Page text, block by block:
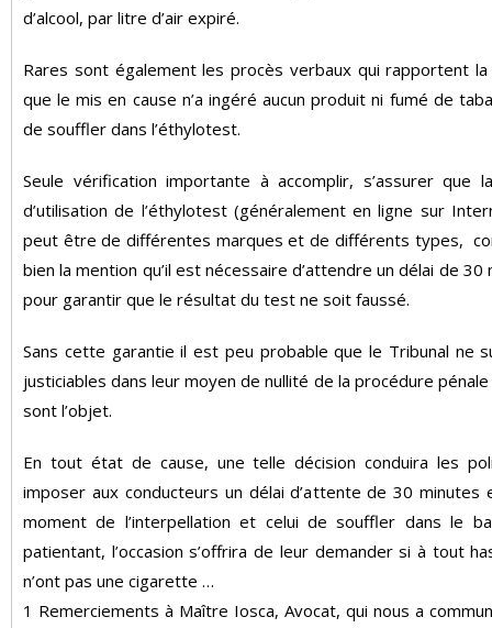
d’alcool, par litre d’air expiré.
Rares sont également les procès verbaux qui rapportent
que le mis en cause n’a ingéré aucun produit ni fumé de
de souffler dans l’éthylotest.
Seule vérification importante à accomplir, s’assurer que
d’utilisation de l’éthylotest (généralement en ligne sur
peut être de différentes marques et de différents types,
bien la mention qu’il est nécessaire d’attendre un délai de 30
pour garantir que le résultat du test ne soit faussé.
Sans cette garantie il est peu probable que le Tribunal ne
justiciables dans leur moyen de nullité de la procédure
sont l’objet.
En tout état de cause, une telle décision conduira les
imposer aux conducteurs un délai d’attente de 30 minutes
moment de l’interpellation et celui de souffler dans le
patientant, l’occasion s’offrira de leur demander si à tout
n’ont pas une cigarette …
1 Remerciements à Maître Iosca, Avocat, qui nous a